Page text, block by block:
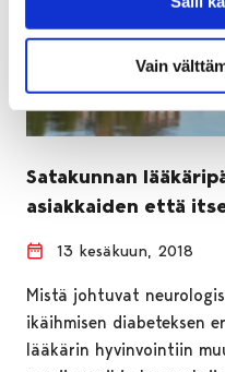
Vain
Satakunnan
asiakkaiden että
13 kesäkuun, 2018
Mistä johtuvat
ikäihmisen diabeteksen
lääkärin hyvinvointiin